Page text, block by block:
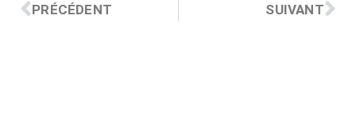
PRÉCÉDENT SUIVANT